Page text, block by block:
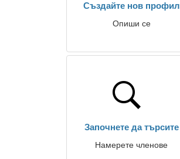
Създайте нов профил
Опиши се
Започнете да търсите
Намерете членове